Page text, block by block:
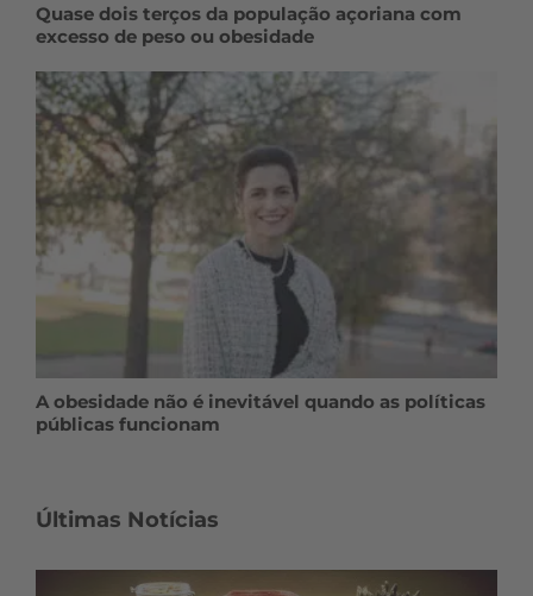
Quase dois terços da população açoriana com
excesso de peso ou obesidade
A obesidade não é inevitável quando as políticas
públicas funcionam
Últimas Notícias